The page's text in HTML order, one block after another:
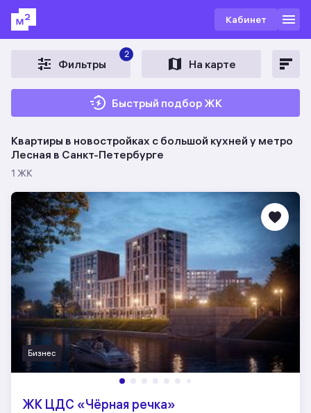
Кабинет
Фильтры
2
На карте
Быстрый подбор ЖК
Квартиры в новостройках c большой кухней у метро
Лесная в Санкт-Петербурге
1 ЖК
Бизнес
ЖК ЦДС «Чёрная речка»